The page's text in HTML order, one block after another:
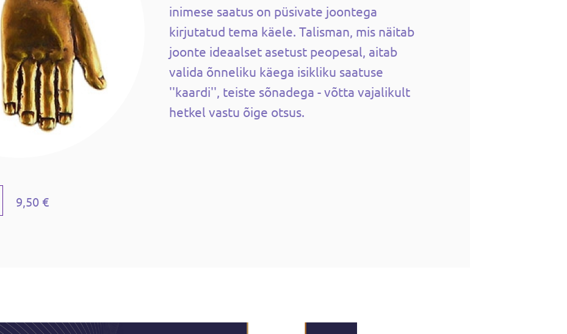
9,50 €
inimese saatus on püsivate joontega
kirjutatud tema käele. Talisman, mis näitab
joonte ideaalset asetust peopesal, aitab
valida õnneliku käega isikliku saatuse
''kaardi'', teiste sõnadega - võtta vajalikult
hetkel vastu õige otsus.